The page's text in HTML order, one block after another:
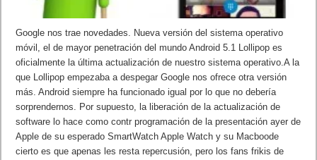
Google nos trae novedades. Nueva versión del sistema operativo
móvil, el de mayor penetración del mundo Android 5.1 Lollipop es
oficialmente la última actualización de nuestro sistema operativo.A la
que Lollipop empezaba a despegar Google nos ofrece otra versión
más. Android siempre ha funcionado igual por lo que no debería
sorprendernos. Por supuesto, la liberación de la actualización de
software lo hace como contr programación de la presentación ayer de
Apple de su esperado SmartWatch Apple Watch y su Macboode
cierto es que apenas les resta repercusión, pero los fans frikis de